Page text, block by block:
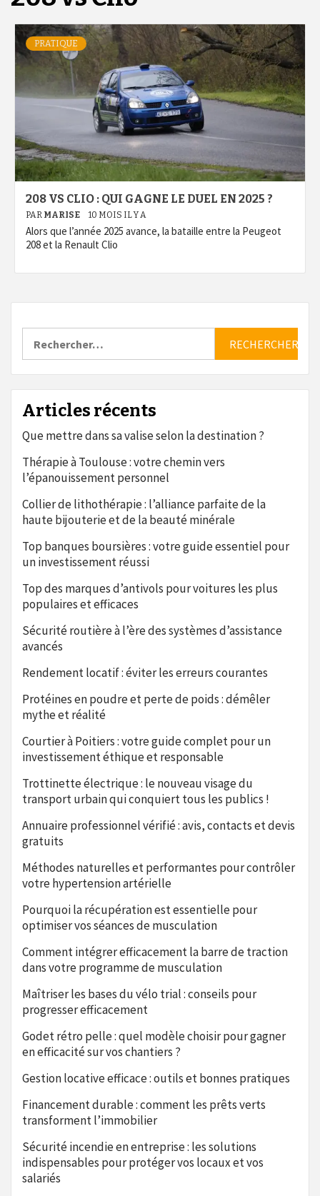
PRATIQUE
208 VS CLIO : QUI GAGNE LE DUEL EN 2025 ?
PAR MARISE 10 MOIS IL Y A
Alors que l’année 2025 avance, la bataille entre la Peugeot
208 et la Renault Clio
Articles récents
Que mettre dans sa valise selon la destination ?
Thérapie à Toulouse : votre chemin vers
l’épanouissement personnel
Collier de lithothérapie : l’alliance parfaite de la
haute bijouterie et de la beauté minérale
Top banques boursières : votre guide essentiel pour
un investissement réussi
Top des marques d’antivols pour voitures les plus
populaires et efficaces
Sécurité routière à l’ère des systèmes d’assistance
avancés
Rendement locatif : éviter les erreurs courantes
Protéines en poudre et perte de poids : démêler
mythe et réalité
Courtier à Poitiers : votre guide complet pour un
investissement éthique et responsable
Trottinette électrique : le nouveau visage du
transport urbain qui conquiert tous les publics !
Annuaire professionnel vérifié : avis, contacts et devis
gratuits
Méthodes naturelles et performantes pour contrôler
votre hypertension artérielle
Pourquoi la récupération est essentielle pour
optimiser vos séances de musculation
Comment intégrer efficacement la barre de traction
dans votre programme de musculation
Maîtriser les bases du vélo trial : conseils pour
progresser efficacement
Godet rétro pelle : quel modèle choisir pour gagner
en efficacité sur vos chantiers ?
Gestion locative efficace : outils et bonnes pratiques
Financement durable : comment les prêts verts
transforment l’immobilier
Sécurité incendie en entreprise : les solutions
indispensables pour protéger vos locaux et vos
salariés